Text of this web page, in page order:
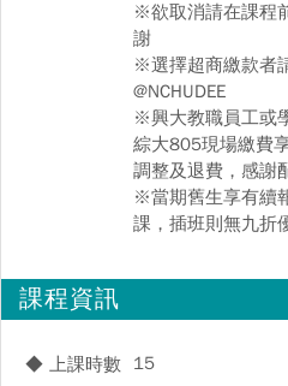
※欲取消請在課程
謝
※選擇超商繳款者
@NCHUDEE
※興大教職員工或
綜大805現場繳費
調整及退費，感謝
※當期舊生享有續
課，插班則無九折
課程資訊
◆ 上課時數 15